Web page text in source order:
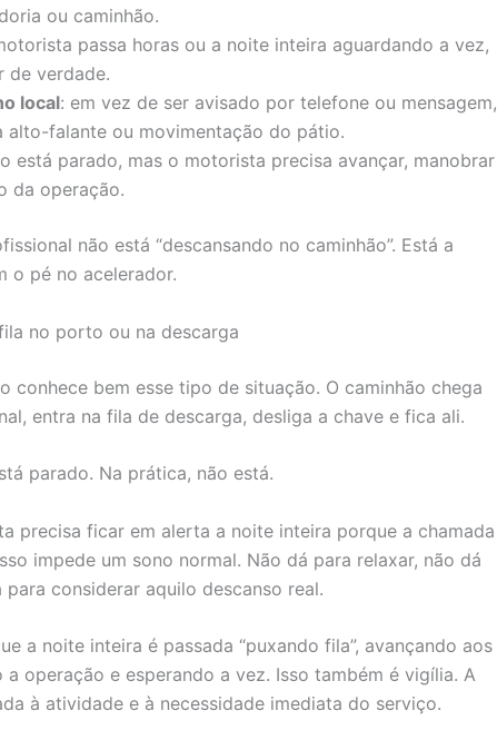
ou caminhão.
passa horas ou a noite inteira aguardando a vez,
de verdade.
local: em vez de ser avisado por telefone ou mensagem,
alto-falante ou movimentação do pátio.
está parado, mas o motorista precisa avançar, manobrar
da operação.
não está “descansando no caminhão”. Está a
o pé no acelerador.
no porto ou na descarga
conhece bem esse tipo de situação. O caminhão chega
entra na fila de descarga, desliga a chave e fica ali.
parado. Na prática, não está.
precisa ficar em alerta a noite inteira porque a chamada
impede um sono normal. Não dá para relaxar, não dá
para considerar aquilo descanso real.
a noite inteira é passada “puxando fila”, avançando aos
a operação e esperando a vez. Isso também é vigília. A
à atividade e à necessidade imediata do serviço.